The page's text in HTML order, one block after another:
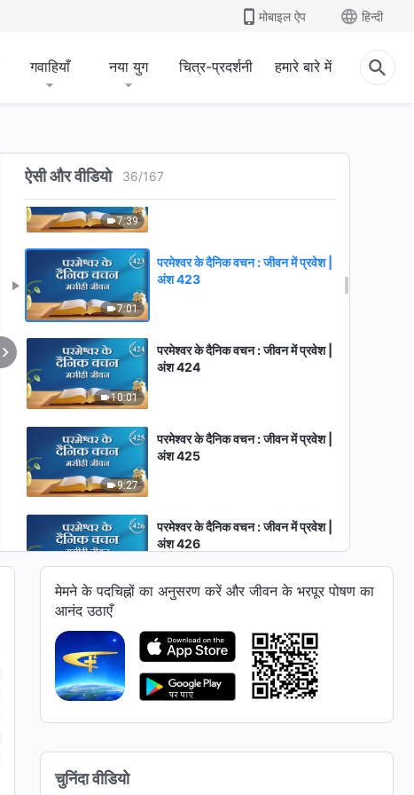
मोबाइल ऐप हिन्दी
गवाहियाँ नया युग चित्र-प्रदर्शनी हमारे बारे में
ऐसी और वीडियो 36/167
7:39
परमेश्वर के दैनिक वचन : जीवन में प्रवेश |
7:01
परमेश्वर के दैनिक वचन : जीवन में प्रवेश |
अंश 423
10:01
परमेश्वर के दैनिक वचन : जीवन में प्रवेश |
अंश 424
9:27
परमेश्वर के दैनिक वचन : जीवन में प्रवेश |
अंश 425
परमेश्वर के दैनिक वचन : जीवन में प्रवेश |
अंश 426
अंश 427
10:29
परमेश्वर के दैनिक वचन : जीवन में प्रवेश |
अंश 428
मेमने के पदचिह्नों का अनुसरण करें और जीवन के भरपूर पोषण का
आनंद उठाएँ
चुनिंदा वीडियो